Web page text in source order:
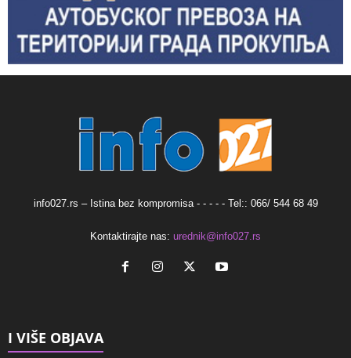
info027.rs – Istina bez kompromisa - - - - - Tel:: 066/ 544 68 49
Kontaktirajte nas: urednik@info027.rs
I VIŠE OBJAVA